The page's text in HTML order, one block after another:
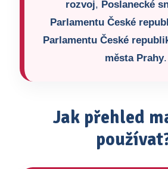
rozvoj, Poslanecké
Parlamentu České
Parlamentu České
města Prahy.
Jak přehled